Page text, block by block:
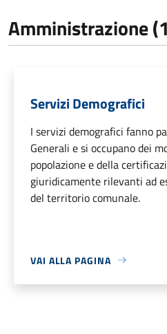
Amministrazione
Servizi Demografici
I servizi demografici fanno
Generali e si occupano dei
popolazione e della
giuridicamente rilevanti ad
del territorio comunale.
VAI ALLA PAGINA